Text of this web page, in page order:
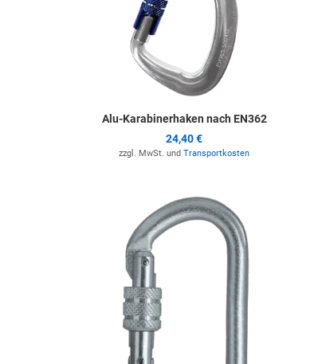
Alu-Karabinerhaken nach EN362
24,40 €
zzgl. MwSt. und Transportkosten
Zur Merkliste hinzufügen